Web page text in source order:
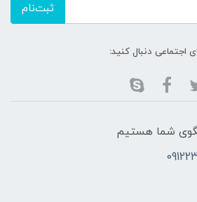
ثبت‌نام
اجتماعی دنبال کنید:
شما هستیم